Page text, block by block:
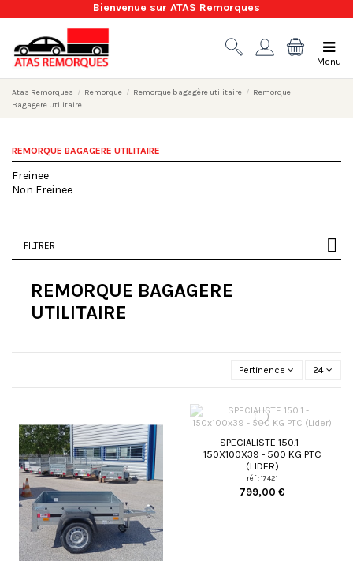
Bienvenue sur ATAS Remorques
Menu
Atas Remorques Remorque Remorque bagagère utilitaire
Remorque
Bagagere Utilitaire
REMORQUE BAGAGERE
UTILITAIRE
Pertinence 24
SPECIALISTE 150.1 -
150X100X39 - 500 KG PTC
(LIDER)
réf : 17421
799,00 €
REMORQUE BAGAGERE UTILITAIRE
Freinee
Non Freinee
FILTRER